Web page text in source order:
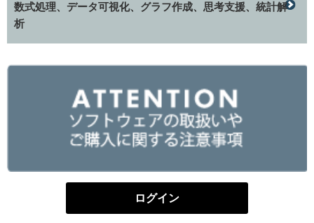
数式処理、データ可視化、グラフ作成、思考支援、統計解
析
ログイン